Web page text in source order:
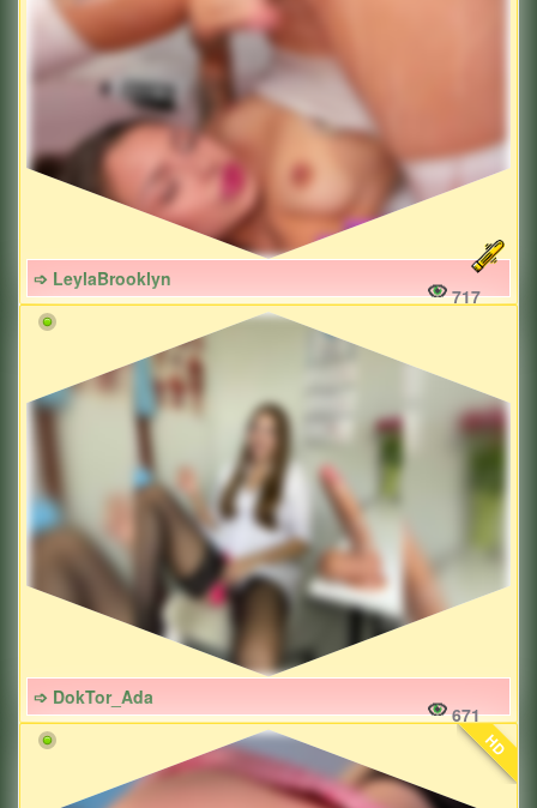
➩ LeylaBrooklyn
717
➩ DokTor_Ada
671
HD